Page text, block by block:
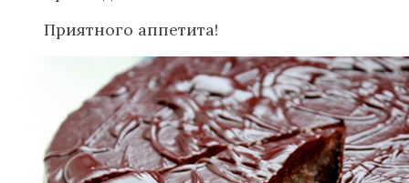
Приятного аппетита!